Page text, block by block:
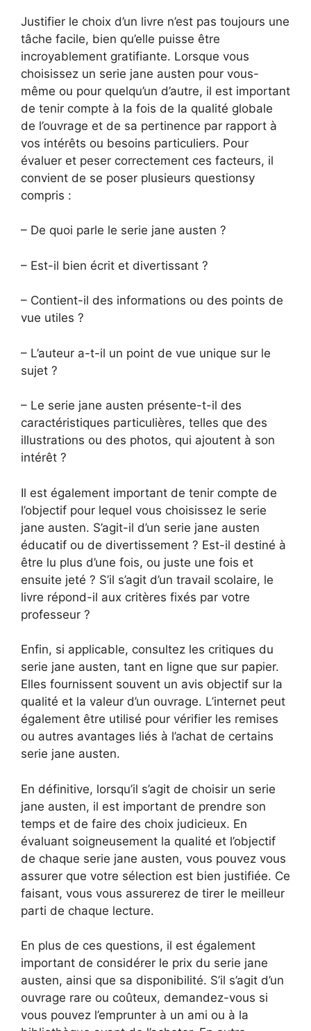
Justifier le choix d’un livre n’est pas toujours une
tâche facile, bien qu’elle puisse être
incroyablement gratifiante. Lorsque vous
choisissez un serie jane austen pour vous-
même ou pour quelqu’un d’autre, il est important
de tenir compte à la fois de la qualité globale
de l’ouvrage et de sa pertinence par rapport à
vos intérêts ou besoins particuliers. Pour
évaluer et peser correctement ces facteurs, il
convient de se poser plusieurs questionsy
compris :
– De quoi parle le serie jane austen ?
– Est-il bien écrit et divertissant ?
– Contient-il des informations ou des points de
vue utiles ?
– L’auteur a-t-il un point de vue unique sur le
sujet ?
– Le serie jane austen présente-t-il des
caractéristiques particulières, telles que des
illustrations ou des photos, qui ajoutent à son
intérêt ?
Il est également important de tenir compte de
l’objectif pour lequel vous choisissez le serie
jane austen. S’agit-il d’un serie jane austen
éducatif ou de divertissement ? Est-il destiné à
être lu plus d’une fois, ou juste une fois et
ensuite jeté ? S’il s’agit d’un travail scolaire, le
livre répond-il aux critères fixés par votre
professeur ?
Enfin, si applicable, consultez les critiques du
serie jane austen, tant en ligne que sur papier.
Elles fournissent souvent un avis objectif sur la
qualité et la valeur d’un ouvrage. L’internet peut
également être utilisé pour vérifier les remises
ou autres avantages liés à l’achat de certains
serie jane austen.
En définitive, lorsqu’il s’agit de choisir un serie
jane austen, il est important de prendre son
temps et de faire des choix judicieux. En
évaluant soigneusement la qualité et l’objectif
de chaque serie jane austen, vous pouvez vous
assurer que votre sélection est bien justifiée. Ce
faisant, vous vous assurerez de tirer le meilleur
parti de chaque lecture.
En plus de ces questions, il est également
important de considérer le prix du serie jane
austen, ainsi que sa disponibilité. S’il s’agit d’un
ouvrage rare ou coûteux, demandez-vous si
vous pouvez l’emprunter à un ami ou à la